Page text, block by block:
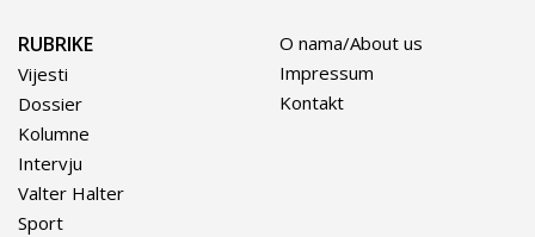
RUBRIKE
Vijesti
Dossier
Kolumne
Intervju
Valter Halter
Sport
O nama/About us
Impressum
Kontakt